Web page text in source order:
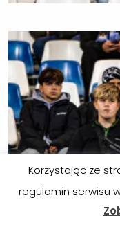
Korzystając ze
regulamin serwisu